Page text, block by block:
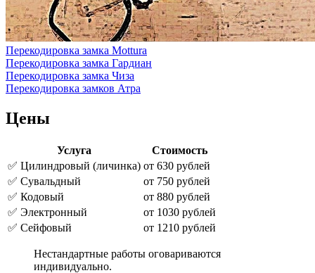
Перекодировка замка Mottura
Перекодировка замка Гардиан
Перекодировка замка Чиза
Перекодировка замков Атра
Цены
Услуга
Стоимость
✅️ Цилиндровый (личинка) от 630 рублей
✅️ Сувальдный
от 750 рублей
✅️ Кодовый
от 880 рублей
✅️ Электронный
от 1030 рублей
✅️ Сейфовый
от 1210 рублей
Нестандартные работы оговариваются
индивидуально.